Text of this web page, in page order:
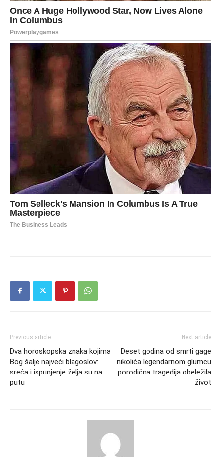
Previous article
Dva horoskopska znaka kojima
Bog šalje najveći blagoslov:
sreća i ispunjenje želja su na
putu
Next article
Deset godina od smrti gage
nikolića legendarnom glumcu
porodična tragedija obeležila
život